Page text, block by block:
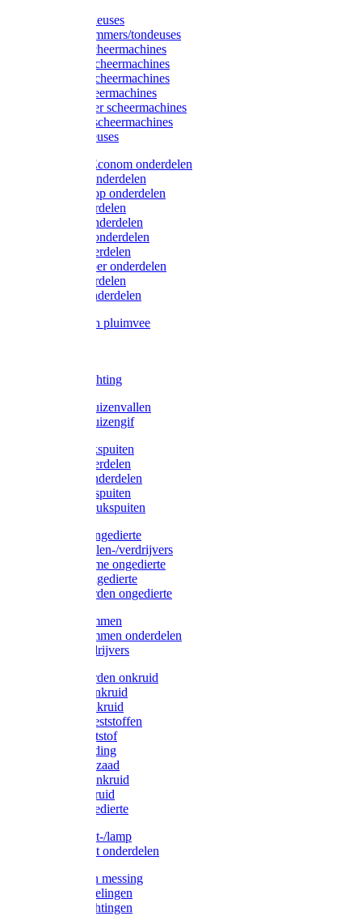
Moser tondeuses
Overige trimmers/tondeuses
Heiniger scheermachines
Hauptner scheermachines
Aesculap scheermachines
Liscop scheermachines
FarmClipper scheermachines
Constanta scheermachines
Wahl tondeuses
Aesculap/Econom onderdelen
Hauptner onderdelen
Lister/Liscop onderdelen
Eider onderdelen
Heiniger onderdelen
Constanta onderdelen
Moser onderdelen
Farm Clipper onderdelen
Oster onderdelen
TailWell onderdelen
Voerbakken pluimvee
LED verlichting
Ratten / Muizenvallen
Ratten / Muizengif
Gloria drukspuiten
Gloria onderdelen
Gardena onderdelen
Dario drukspuiten
Gardena drukspuiten
Diversen ongedierte
Insectenvallen-/verdrijvers
Protect Home ongedierte
Solabiol ongedierte
Protect Garden ongedierte
Mollenklemmen
Mollenklemmen onderdelen
Mollenverdrijvers
Protect Garden onkruid
Diversen onkruid
Solabiol onkruid
Solabiol meststoffen
Pokon meststof
Pokon voeding
Pokon graszaad
Roundup onkruid
Pokon onkruid
Pokon ongedierte
Vliegenkast-/lamp
Vliegenkast onderdelen
Zuigkorven messing
Geka koppelingen
Geka afdichtingen